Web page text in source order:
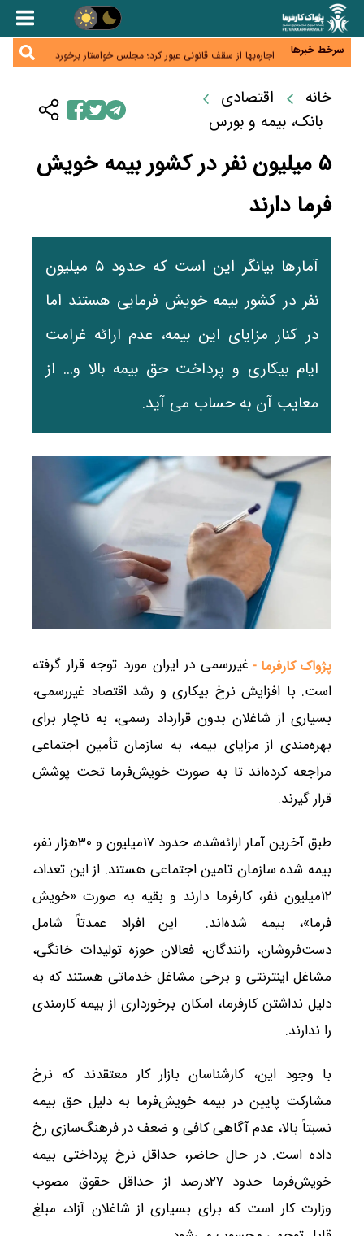
سرخط خبرها
دام ارزان شد، گوشت نه/چرا کاهش قیمت به سفره مردم
افزایش کالابرگ در دستور کار دولت/ تصمیم‌گیری درباره
جمع‌بندی نهایی
اجاره‌بها از سقف قانونی عبور کرد؛ مجلس خواستار برخورد
جدی با متخلفان شد
تصمیم سیاست‌گذار
صادرات مرغ مازاد هنوز آغاز نشده است؛ چالش قیمت و
خانه
اقتصادی
بانک، بیمه و بورس
۵ میلیون نفر در کشور بیمه خویش
فرما دارند
آمارها بیانگر این است که حدود ۵ میلیون
نفر در کشور بیمه خویش فرمایی هستند اما
در کنار مزایای این بیمه، عدم ارائه غرامت
ایام بیکاری و پرداخت حق بیمه بالا و... از
معایب آن به حساب می آید.
پژواک کارفرما - غیررسمی در ایران مورد توجه قرار گرفته
است. با افزایش نرخ بیکاری و رشد اقتصاد غیررسمی،
بسیاری از شاغلان بدون قرارداد رسمی، به ناچار برای
بهره‌مندی از مزایای بیمه، به سازمان تأمین اجتماعی
مراجعه کرده‌اند تا به صورت خویش‌فرما تحت پوشش
قرار گیرند.
طبق آخرین آمار ارائه‌شده، حدود ۱۷میلیون و ۳۰هزار نفر،
بیمه شده سازمان تامین اجتماعی هستند. از این تعداد،
۱۲میلیون نفر، کارفرما دارند و بقیه به صورت «خویش
فرما»، بیمه شده‌اند. این افراد عمدتاً شامل
دست‌فروشان، رانندگان، فعالان حوزه تولیدات خانگی،
مشاغل اینترنتی و برخی مشاغل خدماتی هستند که به
دلیل نداشتن کارفرما، امکان برخورداری از بیمه کارمندی
را ندارند.
با وجود این، کارشناسان بازار کار معتقدند که نرخ
مشارکت پایین در بیمه خویش‌فرما به دلیل حق بیمه
نسبتاً بالا، عدم آگاهی کافی و ضعف در فرهنگ‌سازی رخ
داده است. در حال حاضر، حداقل نرخ پرداختی بیمه
خویش‌فرما حدود ۲۷درصد از حداقل حقوق مصوب
وزارت کار است که برای بسیاری از شاغلان آزاد، مبلغ